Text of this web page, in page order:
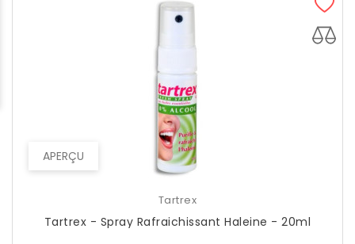
APERÇU
Tartrex
Tartrex - Spray Rafraichissant Haleine - 20ml